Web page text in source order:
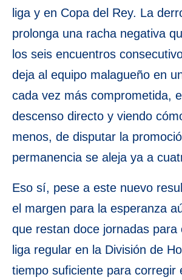
liga y en Copa del Rey. La
prolonga una racha negativa
los seis encuentros
deja al equipo malagueño en
cada vez más comprometida,
descenso directo y viendo
menos, de disputar la
permanencia se aleja ya a
Eso sí, pese a este nuevo
el margen para la esperanza
que restan doce jornadas para
liga regular en la División de
tiempo suficiente para corregir